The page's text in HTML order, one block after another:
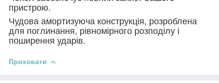
пристрою.
Чудова амортизуюча конструкція, розроблена
для поглинання, рівномірного розподілу і
поширення ударів.
Приховати